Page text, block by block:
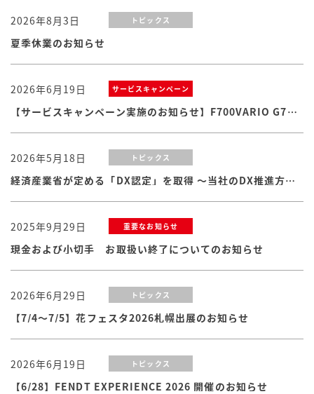
2026年8月3日 トピックス
夏季休業のお知らせ
2026年6月19日 サービスキャンペーン
【サービスキャンペーン実施のお知らせ】F700VARIO G7シリーズ
2026年5月18日 トピックス
経済産業省が定める「DX認定」を取得 ～当社のDX推進方針・体制および取り組みが認められました
2025年9月29日 重要なお知らせ
現金および小切手 お取扱い終了についてのお知らせ
2026年6月29日 トピックス
【7/4～7/5】花フェスタ2026札幌出展のお知らせ
2026年6月19日 トピックス
【6/28】FENDT EXPERIENCE 2026 開催のお知らせ